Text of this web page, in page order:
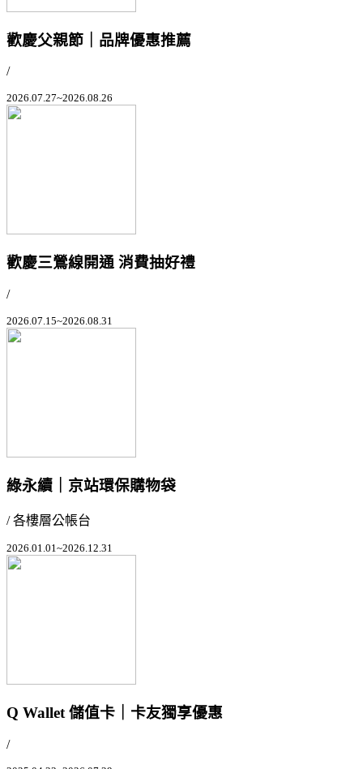
歡慶父親節｜品牌優惠推薦
/
2026.07.27~2026.08.26
歡慶三鶯線開通 消費抽好禮
/
2026.07.15~2026.08.31
綠永續｜京站環保購物袋
/ 各樓層公帳台
2026.01.01~2026.12.31
Q Wallet 儲值卡｜卡友獨享優惠
/